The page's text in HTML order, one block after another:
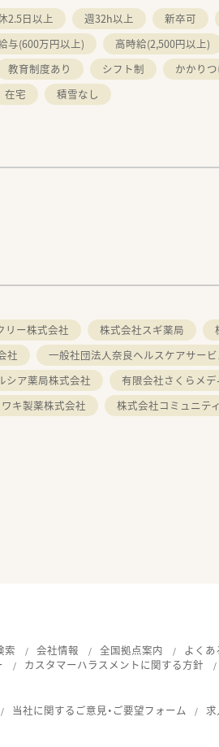
2.5日以上 週32h以上 新卒可
与(600万円以上) 高時給(2,500円以上)
教育制度あり シフト制 かかり
在宅 積雪なし
リー株式会社 株式会社スギ薬局
社 一般社団法人奈良ヘルスケアサービ
シア薬局株式会社 有限会社さくらメデ
ワキ製薬株式会社 株式会社コミュニテ
索 会社情報 全国拠点案内 よくあ
カスタマーハラスメントに関する方針
当社に関するご意見・ご要望フォーム